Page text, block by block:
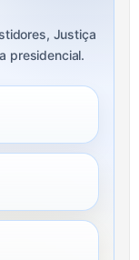
Justiça
presidencial.